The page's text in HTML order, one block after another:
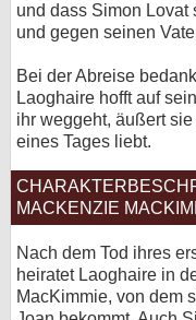
und dass Simon
und gegen seinen
Bei der Abreise
Laoghaire hofft auf
ihr weggeht, äußert
eines Tages liebt.
MACKENZIE
Nach dem Tod ihres
heiratet Laoghaire in
MacKimmie, von dem